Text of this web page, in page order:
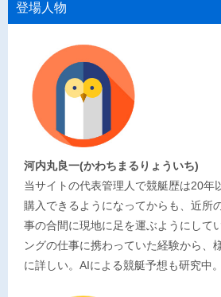
登場人物
河内丸良一(かわちまるりょういち)
当サイトの代表管理人で競艇歴は20年
購入できるようになってからも、近所
事の合間に現地に足を運ぶようにして
ングの仕事に携わっていた経験から、
に詳しい。AIによる競艇予想も研究中。